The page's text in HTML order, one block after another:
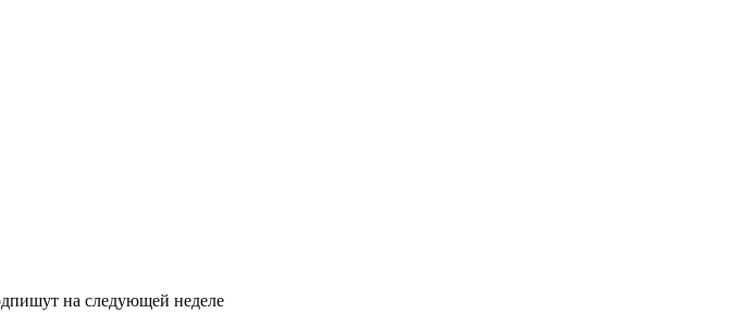
на следующей неделе